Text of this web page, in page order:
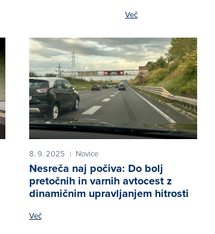
Več
8. 9. 2025 | Novice
Nesreča naj počiva: Do bolj
pretočnih in varnih avtocest z
dinamičnim upravljanjem hitrosti
Več